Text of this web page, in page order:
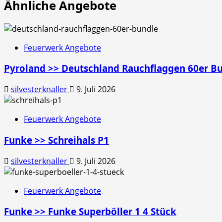
Ähnliche Angebote
Feuerwerk Angebote
Pyroland >> Deutschland Rauchflaggen 60er
silvesterknaller 9. Juli 2026
Feuerwerk Angebote
Funke >> Schreihals P1
silvesterknaller 9. Juli 2026
Feuerwerk Angebote
Funke >> Funke Superböller 1 4 Stück